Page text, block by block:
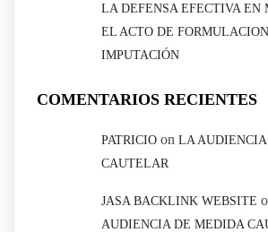
LA DEFENSA EFECTIVA EN
EL ACTO DE
IMPUTACIÓN
COMENTARIOS RECIENTES
PATRICIO on LA
CAUTELAR
JASA BACKLINK WEBSITE
AUDIENCIA DE MEDIDA